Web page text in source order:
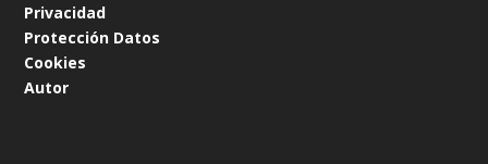
Privacidad
Protección Datos
Cookies
Autor